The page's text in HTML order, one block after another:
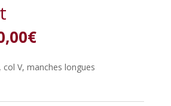
:
€Le
prix
actuel
est :
V, manches longues